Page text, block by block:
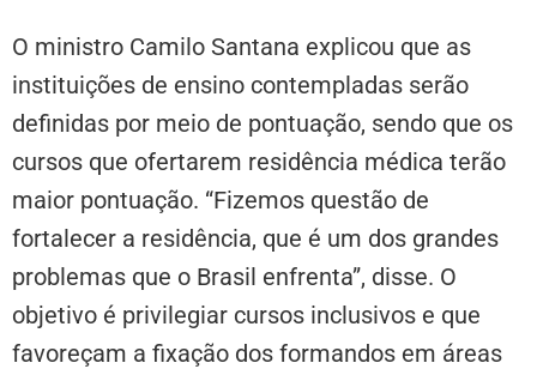
O ministro Camilo Santana explicou que as
instituições de ensino contempladas serão
definidas por meio de pontuação, sendo que os
cursos que ofertarem residência médica terão
maior pontuação. “Fizemos questão de
fortalecer a residência, que é um dos grandes
problemas que o Brasil enfrenta”, disse. O
objetivo é privilegiar cursos inclusivos e que
favoreçam a fixação dos formandos em áreas